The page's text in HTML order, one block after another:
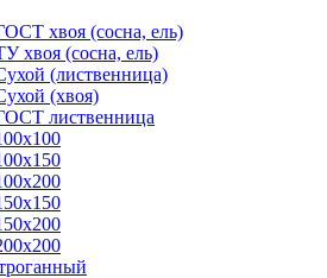
хвоя (сосна, ель)
хвоя (сосна, ель)
(лиственница)
(хвоя)
лиственница